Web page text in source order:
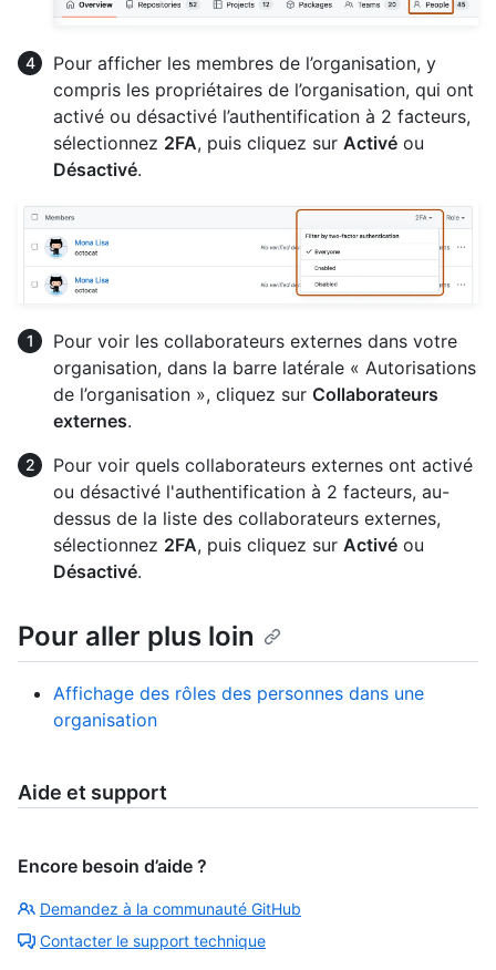
Pour afficher les membres de l’organisation, y
compris les propriétaires de l’organisation, qui ont
activé ou désactivé l’authentification à 2 facteurs,
sélectionnez 2FA, puis cliquez sur Activé ou
Désactivé.
Pour voir les collaborateurs externes dans votre
organisation, dans la barre latérale « Autorisations
de l’organisation », cliquez sur Collaborateurs
externes.
Pour voir quels collaborateurs externes ont activé
ou désactivé l'authentification à 2 facteurs, au-
dessus de la liste des collaborateurs externes,
sélectionnez 2FA, puis cliquez sur Activé ou
Désactivé.
Pour aller plus loin
Affichage des rôles des personnes dans une
organisation
Aide et support
Encore besoin d’aide ?
Demandez à la communauté GitHub
Contacter le support technique